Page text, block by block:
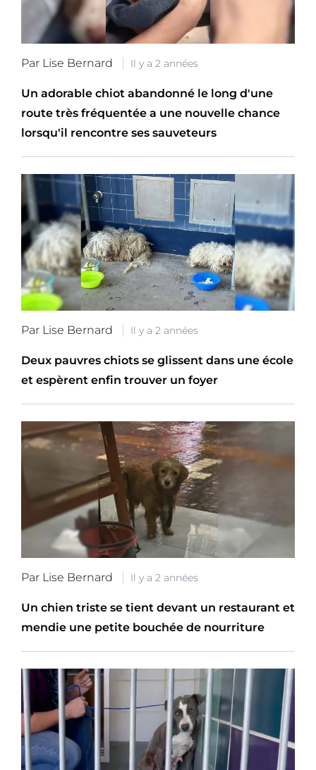
Par Lise Bernard Il y a 2 années
Un adorable chiot abandonné le long d'une
route très fréquentée a une nouvelle chance
lorsqu'il rencontre ses sauveteurs
Par Lise Bernard Il y a 2 années
Deux pauvres chiots se glissent dans une école
et espèrent enfin trouver un foyer
Par Lise Bernard Il y a 2 années
Un chien triste se tient devant un restaurant et
mendie une petite bouchée de nourriture